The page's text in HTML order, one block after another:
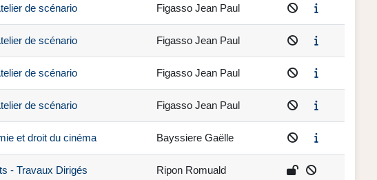
de scénario Figasso Jean Paul
de scénario Figasso Jean Paul
de scénario Figasso Jean Paul
de scénario Figasso Jean Paul
et droit du cinéma Bayssiere Gaëlle
- Travaux Dirigés Ripon Romuald